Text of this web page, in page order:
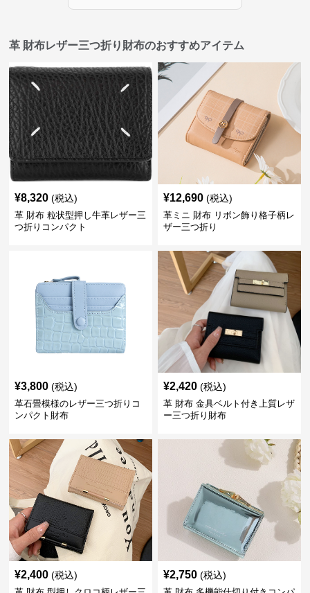
革 財布レザー三つ折り財布のおすすめアイテム
¥8,320 (税込)
革 財布 粒状型押し牛革レザー三
つ折りコンパクト
¥12,690 (税込)
革ミニ 財布 リボン飾り格子柄レ
ザー三つ折り
¥3,800 (税込)
革石畳模様のレザー三つ折りコ
ンパクト財布
¥2,420 (税込)
革 財布 金具ベルト付き上質レザ
ー三つ折り財布
¥2,400 (税込) ¥2,750 (税込)